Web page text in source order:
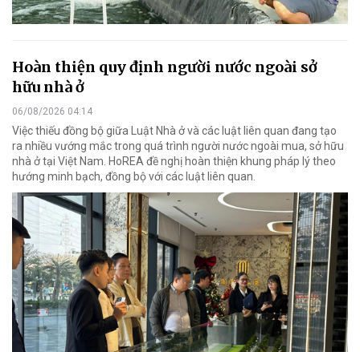
Hoàn thiện quy định người nước ngoài sở
hữu nhà ở
06/08/2026 04:14
Việc thiếu đồng bộ giữa Luật Nhà ở và các luật liên quan đang tạo
ra nhiều vướng mắc trong quá trình người nước ngoài mua, sở hữu
nhà ở tại Việt Nam. HoREA đề nghị hoàn thiện khung pháp lý theo
hướng minh bạch, đồng bộ với các luật liên quan.